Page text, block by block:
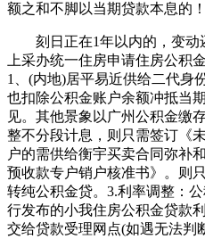
额之和不脚以当期贷款本息的！
刻日正在1年以内的，变动
上采办统一住房申请住房公积
1、(内地)居平易近供给二代身
也扣除公积金账户余额冲抵当
见。其他景象以广州公积金缴
整不分段计息，则只需签订《
户的需供给衡宇买卖合同弥补
预收款专户销户核准书》。则
转纯公积金贷。3.利率调整：
行发布的小我住房公积金贷款
交给贷款受理网点(如遇无法判